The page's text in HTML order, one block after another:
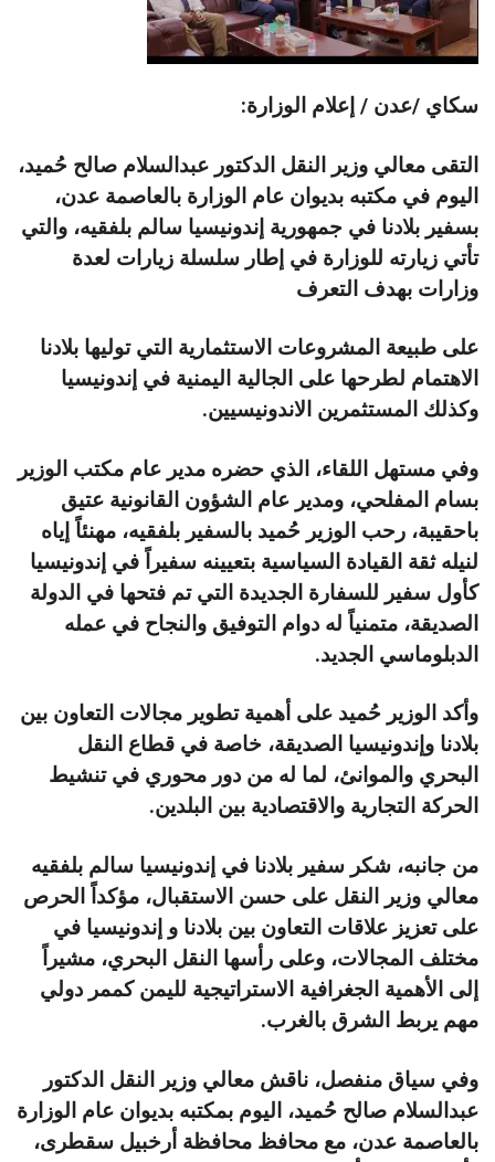
سكاي /عدن / إعلام الوزارة:
التقى معالي وزير النقل الدكتور عبدالسلام صالح حُميد،
اليوم في مكتبه بديوان عام الوزارة بالعاصمة عدن،
بسفير بلادنا في جمهورية إندونيسيا سالم بلفقيه، والتي
تأتي زيارته للوزارة في إطار سلسلة زيارات لعدة
وزارات بهدف التعرف
على طبيعة المشروعات الاستثمارية التي توليها بلادنا
الاهتمام لطرحها على الجالية اليمنية في إندونيسيا
وكذلك المستثمرين الاندونيسيين.
وفي مستهل اللقاء، الذي حضره مدير عام مكتب الوزير
بسام المفلحي، ومدير عام الشؤون القانونية عتيق
باحقيبة، رحب الوزير حُميد بالسفير بلفقيه، مهنئاً إياه
لنيله ثقة القيادة السياسية بتعيينه سفيراً في إندونيسيا
كأول سفير للسفارة الجديدة التي تم فتحها في الدولة
الصديقة، متمنياً له دوام التوفيق والنجاح في عمله
الدبلوماسي الجديد.
وأكد الوزير حُميد على أهمية تطوير مجالات التعاون بين
بلادنا وإندونيسيا الصديقة، خاصة في قطاع النقل
البحري والموانئ، لما له من دور محوري في تنشيط
الحركة التجارية والاقتصادية بين البلدين.
من جانبه، شكر سفير بلادنا في إندونيسيا سالم بلفقيه
معالي وزير النقل على حسن الاستقبال، مؤكداً الحرص
على تعزيز علاقات التعاون بين بلادنا و إندونيسيا في
مختلف المجالات، وعلى رأسها النقل البحري، مشيراً
إلى الأهمية الجغرافية الاستراتيجية لليمن كممر دولي
مهم يربط الشرق بالغرب.
وفي سياق منفصل، ناقش معالي وزير النقل الدكتور
عبدالسلام صالح حُميد، اليوم بمكتبه بديوان عام الوزارة
بالعاصمة عدن، مع محافظ محافظة أرخبيل سقطرى،